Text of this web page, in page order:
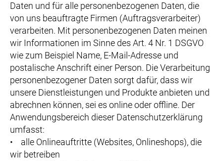
Daten und für alle personenbezogenen Daten, die
von uns beauftragte Firmen (Auftragsverarbeiter)
verarbeiten. Mit personenbezogenen Daten meinen
wir Informationen im Sinne des Art. 4 Nr. 1 DSGVO
wie zum Beispiel Name, E-Mail-Adresse und
postalische Anschrift einer Person. Die Verarbeitung
personenbezogener Daten sorgt dafür, dass wir
unsere Dienstleistungen und Produkte anbieten und
abrechnen können, sei es online oder offline. Der
Anwendungsbereich dieser Datenschutzerklärung
umfasst:
• alle Onlineauftritte (Websites, Onlineshops), die
wir betreiben